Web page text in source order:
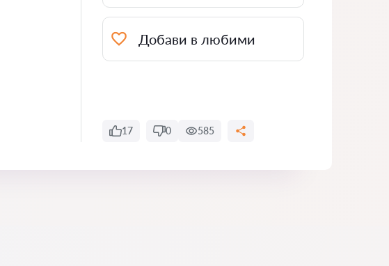
Добави в любими
17 0 585